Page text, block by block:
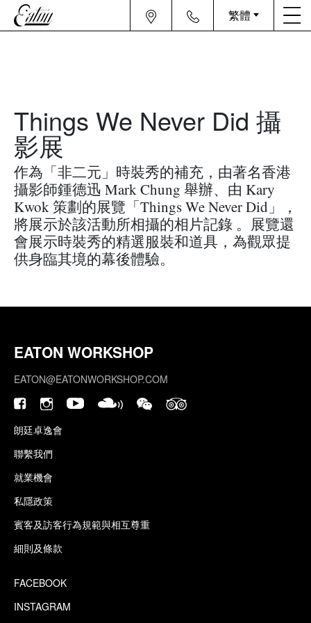
繁體
Things We Never Did 攝
影展
作為「非二元」時裝秀的補充，由著名香港
攝影師鍾德迅 Mark Chung 舉辦、由 Kary
Kwok策劃的展覽「ThingsWe Never Did」，
將展示於該活動所相攝的相片記錄 。 展覽還
會展示時裝秀的精選服裝和道具，為觀眾提
供身臨其境的幕後體驗。
EATON WORKSHOP
EATON@EATONWORKSHOP.COM
朗廷卓逸會
聯繫我們
就業機會
私隱政策
賓客及訪客行為規範與相互尊重
細則及條款
FACEBOOK
INSTAGRAM